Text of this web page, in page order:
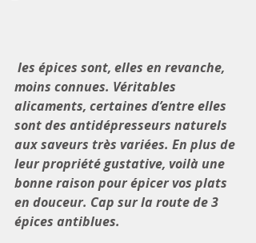
moins connues. Véritables
alicaments, certaines d’entre elles
sont des antidépresseurs naturels
aux saveurs très variées. En plus de
leur propriété gustative, voilà une
bonne raison pour épicer vos plats
en douceur. Cap sur la route de 3
épices antiblues.